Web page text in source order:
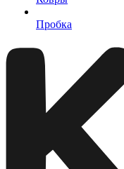
Пробка